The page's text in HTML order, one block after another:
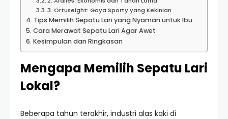
3. Ortuseight: Gaya Sporty yang Kekinian
Tips Memilih Sepatu Lari yang Nyaman untuk Ibu
Cara Merawat Sepatu Lari Agar Awet
Kesimpulan dan Ringkasan
Mengapa Memilih Sepatu Lari
Lokal?
Beberapa tahun terakhir, industri alas kaki di